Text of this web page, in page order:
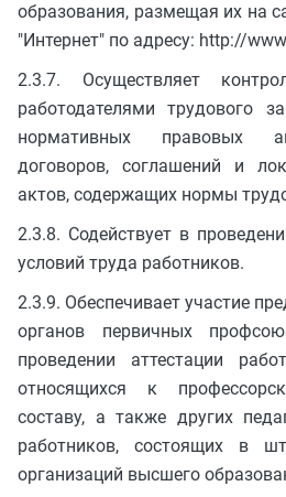
образования, размещая их на
"Интернет" по адресу: http://
2.3.7. Осуществляет
работодателями трудового
нормативных правовых
договоров, соглашений и
актов, содержащих нормы
2.3.8. Содействует в
условий труда работников.
2.3.9. Обеспечивает участие
органов первичных
проведении аттестации
относящихся к
составу, а также других
работников, состоящих в
организаций высшего